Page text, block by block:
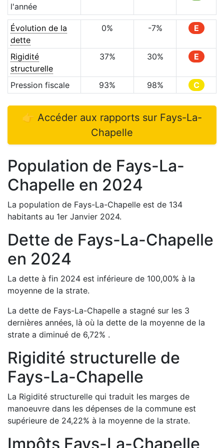
l'année
Évolution de la
dette
0% -7% E
Rigidité
structurelle
37% 30% E
Pression fiscale 93% 98% C
👉 Accéder aux rapports sur Fays-La-
Chapelle
Population de Fays-La-
Chapelle en 2024
La population de Fays-La-Chapelle est de 134
habitants au 1er Janvier 2024.
Dette de Fays-La-Chapelle
en 2024
La dette à fin 2024 est inférieure de 100,00% à la
moyenne de la strate.
La dette de Fays-La-Chapelle a stagné sur les 3
dernières années, là où la dette de la moyenne de la
strate a diminué de 6,72% .
Rigidité structurelle de
Fays-La-Chapelle
La Rigidité structurelle qui traduit les marges de
manoeuvre dans les dépenses de la commune est
supérieure de 24,22% à la moyenne de la strate.
Impôts Fays-La-Chapelle